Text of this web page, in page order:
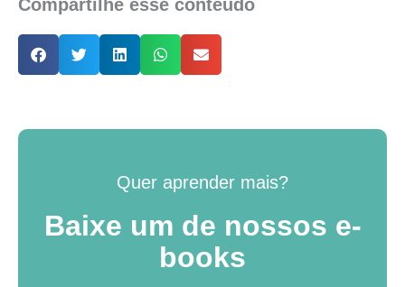
Compartilhe esse conteúdo
Quer aprender mais?
Baixe um de nossos e-
books